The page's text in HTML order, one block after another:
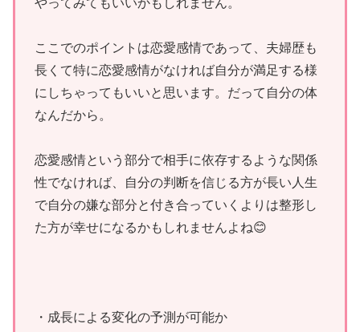
ここでのポイントは恋愛感情であって、夫婦歴も
長くて特に恋愛感情がなければ自分が満足する様
にしちゃってもいいと思います。だって自分の体
なんだから。
恋愛感情という部分で相手に依存するような関係
性でなければ、自分の判断を信じる方が長い人生
で自分の嫌な部分と付き合っていくよりは整形し
た方が幸せになるかもしれませんよね😊
・成長による変化の予測が可能か